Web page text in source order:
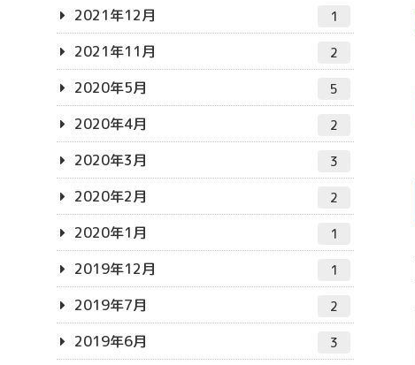
2021年12月 1
2021年11月 2
2020年5月 5
2020年4月 2
2020年3月 3
2020年2月 2
2020年1月 1
2019年12月 1
2019年7月 2
2019年6月 3